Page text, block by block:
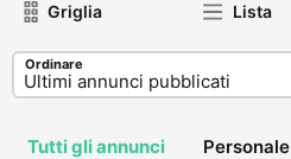
Griglia Lista
Ordinare
Tutti gli annunci Personale